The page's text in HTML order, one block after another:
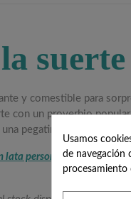
y comestible para
con un proverbio
pegatina
lata personalizada para
Usamos
de navegación
procesamiento